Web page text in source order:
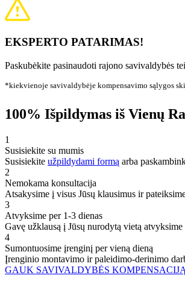
EKSPERTO PATARIMAS!
Paskubėkite pasinaudoti rajono savivaldybės
*kiekvienoje savivaldybėje kompensavimo sąlygos
100% Išpildymas iš Vienų
1
Susisiekite su mumis
Susisiekite užpildydami formą arba
2
Nemokama konsultacija
Atsakysime į visus Jūsų klausimus ir
3
Atvyksime per 1-3 dienas
Gavę užklausą į Jūsų nurodytą vietą
4
Sumontuosime įrenginį per vieną dieną
Įrenginio montavimo ir paleidimo-derinimo
GAUK SAVIVALDYBĖS KOMPENSACIJĄ